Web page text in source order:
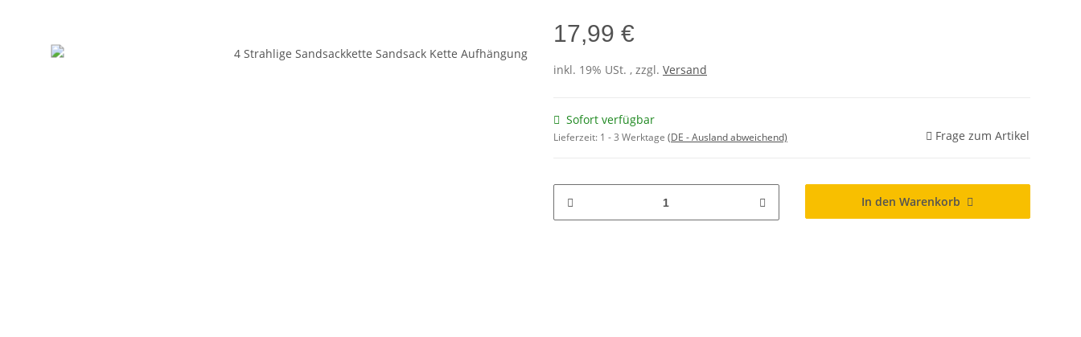
17,99 €
inkl. 19% USt. , zzgl. Versand
Sofort verfügbar
Lieferzeit: 1 - 3 Werktage (DE - Ausland abweichend) Frage zum Artikel
In den Warenkorb